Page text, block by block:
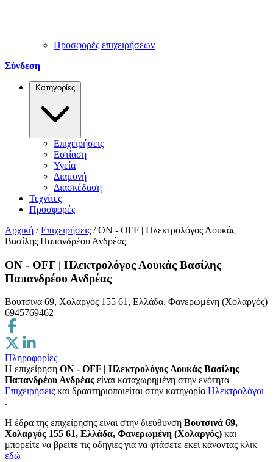
Προσφορές επιχειρήσεων
Σύνδεση
Κατηγορίες
Επιχειρήσεις
Εστίαση
Υγεία
Διαμονή
Διασκέδαση
Τεχνίτες
Προσφορές
Αρχική / Επιχειρήσεις / ON - OFF | Ηλεκτρολόγος Λουκάς
Βασίλης Παπανδρέου Ανδρέας
ON - OFF | Ηλεκτρολόγος Λουκάς Βασίλης
Παπανδρέου Ανδρέας
Βουτσινά 69, Χολαργός 155 61, Ελλάδα, Φανερωμένη (Χολαργός)
6945769462
Πληροφορίες
Η επιχείρηση ON - OFF | Ηλεκτρολόγος Λουκάς Βασίλης
Παπανδρέου Ανδρέας είναι καταχωρημένη στην ενότητα
Επιχειρήσεις και δραστηριοποιείται στην κατηγορία Ηλεκτρολόγοι
.
H έδρα της επιχείρησης είναι στην διεύθυνση Βουτσινά 69,
Χολαργός 155 61, Ελλάδα, Φανερωμένη (Χολαργός) και
μπορείτε να βρείτε τις οδηγίες για να φτάσετε εκεί κάνοντας κλικ
εδώ